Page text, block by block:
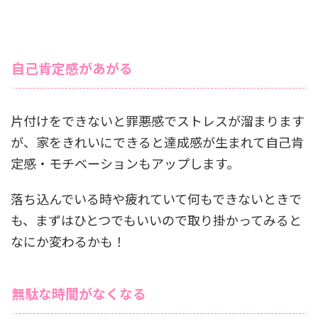
自己肯定感があがる
片付けをできないと罪悪感でストレスが溜まります
が、家をきれいにできると達成感が生まれて自己肯
定感・モチベーションもアップします。
落ち込んでいる時や疲れていて何もできないときで
も、まずはひとつでもいいので取り掛かってみると
なにか変わるかも！
無駄な時間がなくなる